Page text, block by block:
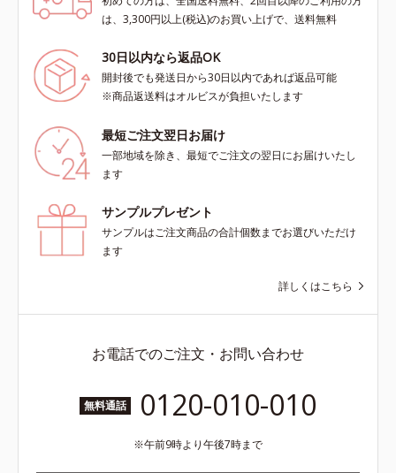
は、3,300円以上(税込)のお買い上げで、送料無料
30日以内なら返品OK
開封後でも発送日から30日以内であれば返品可能
※商品返送料はオルビスが負担いたします
最短ご注文翌日お届け
一部地域を除き、最短でご注文の翌日にお届けいたし
ます
サンプルプレゼント
サンプルはご注文商品の合計個数までお選びいただけ
ます
詳しくはこちら
お電話でのご注文・お問い合わせ
無料通話 0120-010-010
午前9時より午後7時まで